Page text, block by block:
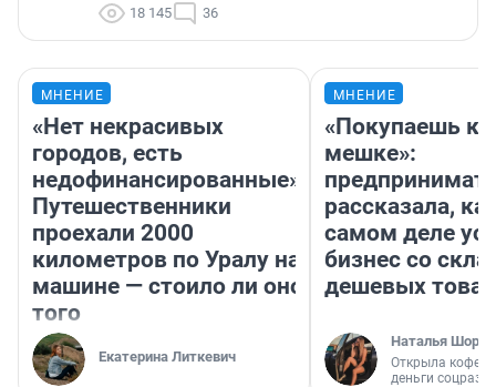
18 145 36
МНЕНИЕ
«Нет некрасивых
городов, есть
недофинансированные».
Путешественники
проехали 2000
километров по Уралу на
машине — стоило ли оно
того
Екатерина Литкевич
МНЕНИЕ
«Покупаешь
мешке»:
рассказала,
самом деле
бизнес со
дешевых
Наталья
Открыла
деньги